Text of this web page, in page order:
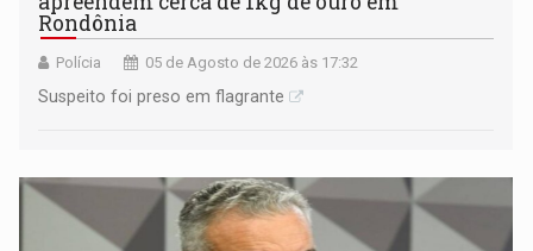
Rondônia
Polícia 05 de Agosto de 2026 às 17:32
Suspeito foi preso em flagrante